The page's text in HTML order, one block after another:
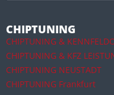
CHIPTUNING
CHIPTUNING &
CHIPTUNING & KFZ
CHIPTUNING NEUSTADT
CHIPTUNING Frankfurt